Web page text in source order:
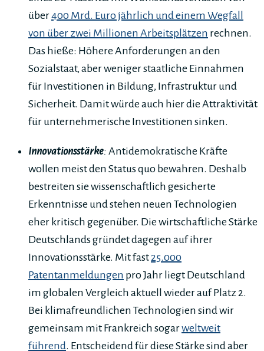
über400 Mrd. Euro jährlich und einem Wegfall
von über zwei Millionen Arbeitsplätzen rechnen.
Das hieße: Höhere Anforderungen an den
Sozialstaat, aber weniger staatliche Einnahmen
für Investitionen in Bildung, Infrastruktur und
Sicherheit. Damit würde auch hier die Attraktivität
für unternehmerische Investitionen sinken.
Innovationsstärke: Antidemokratische Kräfte
wollen meist den Status quo bewahren. Deshalb
bestreiten sie wissenschaftlich gesicherte
Erkenntnisse und stehen neuen Technologien
eher kritisch gegenüber. Die wirtschaftliche Stärke
Deutschlands gründet dagegen auf ihrer
Innovationsstärke. Mit fast25.000
Patentanmeldungen pro Jahr liegt Deutschland
im globalen Vergleich aktuell wieder auf Platz 2.
Bei klimafreundlichen Technologien sind wir
gemeinsam mit Frankreich sogarweltweit
führend. Entscheidend für diese Stärke sind aber